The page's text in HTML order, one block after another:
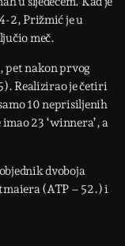
4-2, Prižmić je u
meč.
pet nakon prvog
Realizirao je četiri
10 neprisiljenih
23 ‘winnera’, a
dvoboja
(ATP – 52.) i